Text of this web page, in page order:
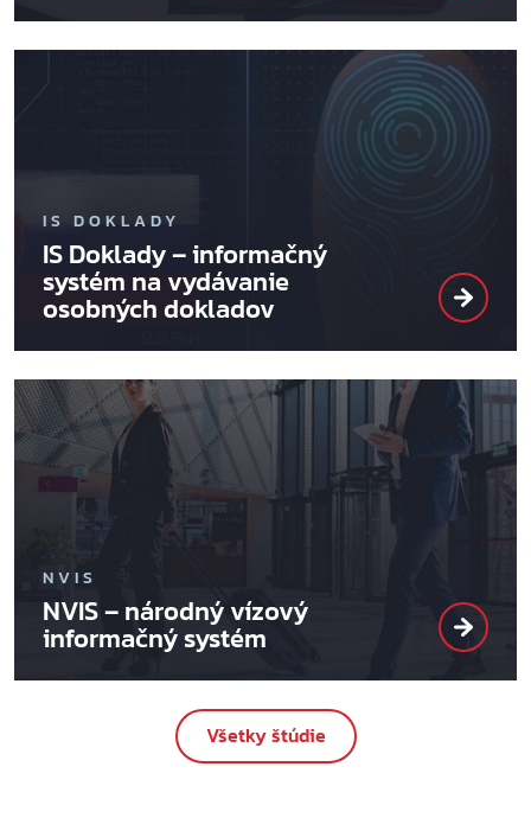
IS DOKLADY
IS Doklady – informačný
systém na vydávanie
osobných dokladov
NVIS
NVIS – národný vízový
informačný systém
Všetky štúdie